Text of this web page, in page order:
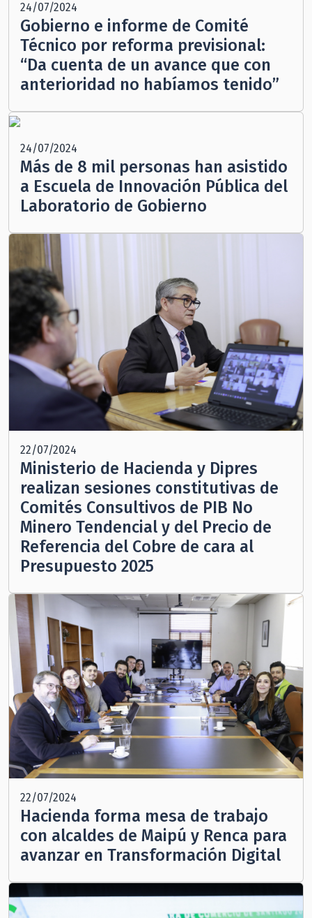
24/07/2024
Gobierno e informe de Comité
Técnico por reforma previsional:
“Da cuenta de un avance que con
anterioridad no habíamos tenido”
24/07/2024
Más de 8 mil personas han asistido
a Escuela de Innovación Pública del
Laboratorio de Gobierno
22/07/2024
Ministerio de Hacienda y Dipres
realizan sesiones constitutivas de
Comités Consultivos de PIB No
Minero Tendencial y del Precio de
Referencia del Cobre de cara al
Presupuesto 2025
22/07/2024
Hacienda forma mesa de trabajo
con alcaldes de Maipú y Renca para
avanzar en Transformación Digital